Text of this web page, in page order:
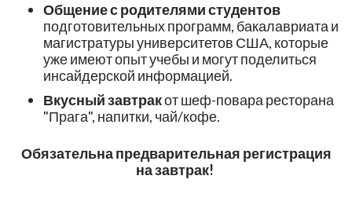
Общение с родителями студентов
подготовительных программ, бакалавриата и
магистратуры университетов США, которые
уже имеют опыт учебы и могут поделиться
инсайдерской информацией.
Вкусный завтракот шеф-повара ресторана
"Прага", напитки, чай/кофе.
Обязательна предварительная регистрация
на завтрак!